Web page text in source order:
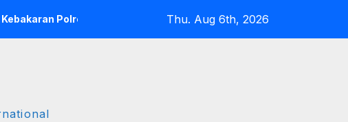
Kebakaran Polres Metro Jakarta Barat Hebohkan Pagi Hari, Ini Fakta
Thu. Aug 6th, 2026